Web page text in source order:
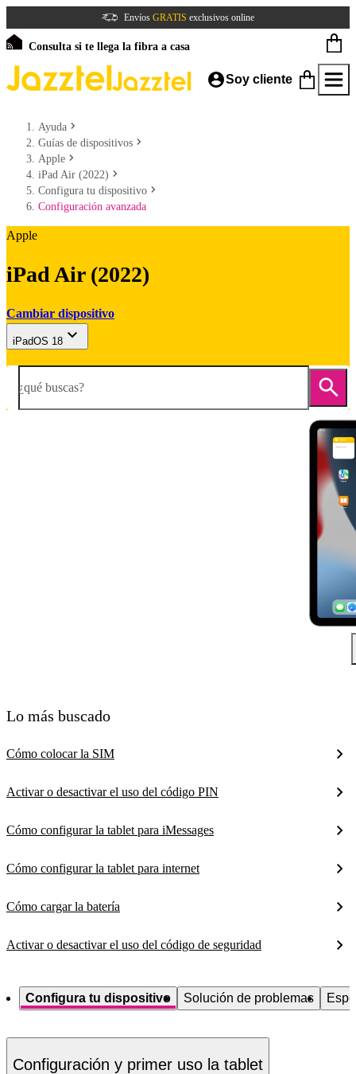
Envíos GRATIS exclusivos online
Consulta si te llega la fibra a casa
Soy cliente
Ayuda
Guías de dispositivos
Apple
iPad Air (2022)
Configura tu dispositivo
Configuración avanzada
Apple
iPad Air (2022)
Cambiar dispositivo
iPadOS 18
¿qué buscas?
Lo más buscado
Cómo colocar la SIM
Activar o desactivar el uso del código PIN
Cómo configurar la tablet para iMessages
Cómo configurar la tablet para internet
Cómo cargar la batería
Activar o desactivar el uso del código de seguridad
Configura tu dispositivo Solución de problemas
Configuración y primer uso la tablet